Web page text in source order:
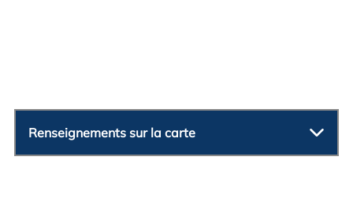
Renseignements sur la carte